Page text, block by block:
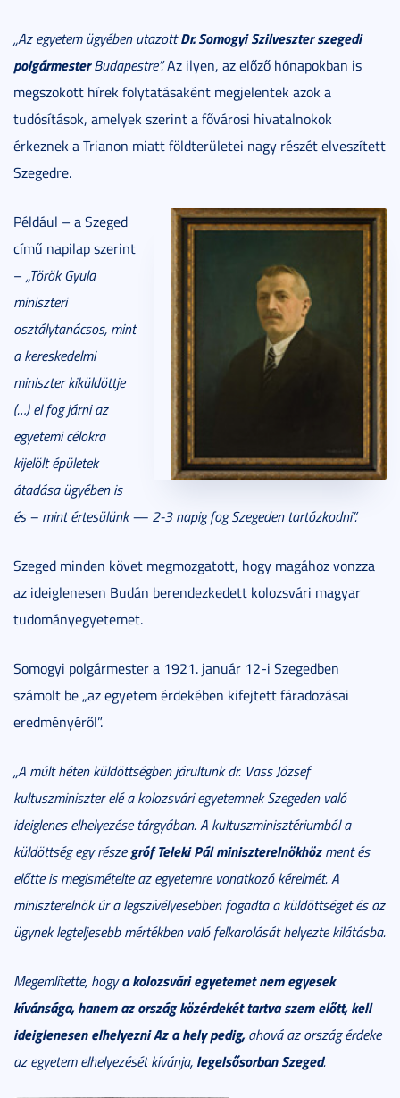
„Az egyetem ügyében utazottDr. Somogyi Szilveszter szegedi
polgármesterBudapestre”.Az ilyen, az előző hónapokban is
megszokott hírek folytatásaként megjelentek azok a
tudósítások, amelyek szerint a fővárosi hivatalnokok
érkeznek a Trianon miatt földterületei nagy részét elveszített
Szegedre.
Például – a Szeged
című napilap szerint
– „Török Gyula
miniszteri
osztálytanácsos, mint
a kereskedelmi
miniszter kiküldöttje
(…) el fog járni az
egyetemi célokra
kijelölt épületek
átadása ügyében is
és – mint értesülünk — 2-3 napig fog Szegeden tartózkodni”.
Szeged minden követ megmozgatott, hogy magához vonzza
az ideiglenesen Budán berendezkedett kolozsvári magyar
tudományegyetemet.
Somogyi polgármester a 1921. január 12-i Szegedben
számolt be „az egyetem érdekében kifejtett fáradozásai
eredményéről”.
„A múlt héten küldöttségben járultunk dr. Vass József
kultuszminiszter elé a kolozsvári egyetemnek Szegeden való
ideiglenes elhelyezése tárgyában. A kultuszminisztériumból a
küldöttség egy részegróf Teleki Pál miniszterelnökhözment és
előtte is megismételte az egyetemre vonatkozó kérelmét. A
miniszterelnök úr a legszívélyesebben fogadta a küldöttséget és az
ügynek legteljesebb mértékben való felkarolását helyezte kilátásba.
Megemlítette, hogya kolozsvári egyetemet nem egyesek
kívánsága, hanem az ország közérdekét tartva szem előtt, kell
ideiglenesen elhelyezni Az a hely pedig,ahová az ország érdeke
az egyetem elhelyezését kívánja, legelsősorban Szeged.